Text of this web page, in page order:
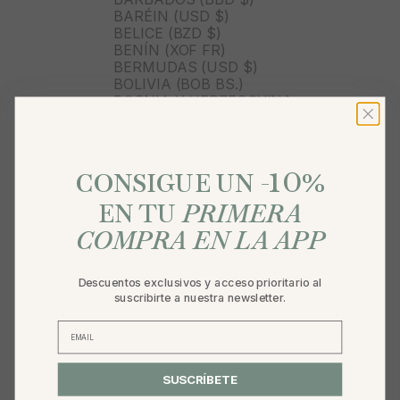
BARÉIN (USD $)
BELICE (BZD $)
BENÍN (XOF FR)
BERMUDAS (USD $)
BOLIVIA (BOB BS.)
BOSNIA Y HERZEGOVINA
BULGARIA (EUR €)
BURKINA FASO (XOF FR)
BURUNDI (BIF FR)
BUTÁN (USD $)
BÉLGICA (EUR €)
CAMBOYA (KHR ៛)
CAMERÚN (XAF CFA)
CANADÁ (CAD $)
$)
CATAR (QAR ر.ق)
CHAD (XAF CFA)
CONSIGUE UN -10%
EN TUPRIMERA
COMPRA EN LA APP
Descuentos exclusivos y acceso prioritario al
suscribirte a nuestra newsletter.
SUSCRÍBETE